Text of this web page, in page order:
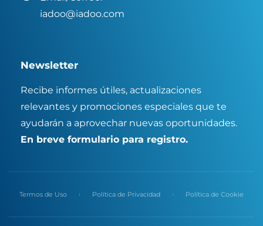
iadoo@iadoo.com
Newsletter
Recibe informes útiles, actualizaciones
relevantes y promociones especiales que te
ayudarán a aprovechar nuevas oportunidades.
En breve formulario para registro.
Termos de Uso Política de Privacidad Política de Cookie